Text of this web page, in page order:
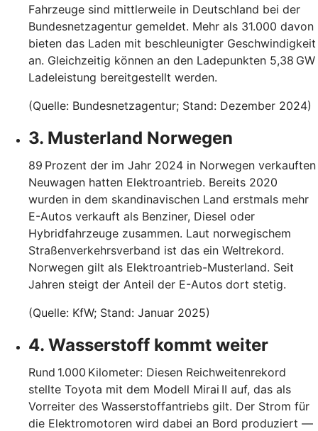
Fahrzeuge sind mittlerweile in Deutschland bei der
Bundesnetzagentur gemeldet. Mehr als 31.000 davon
bieten das Laden mit beschleunigter Geschwindigkeit
an. Gleichzeitig können an den Ladepunkten 5,38 GW
Ladeleistung bereitgestellt werden.
(Quelle: Bundesnetzagentur; Stand: Dezember 2024)
3. Musterland Norwegen
89 Prozent der im Jahr 2024 in Norwegen verkauften
Neuwagen hatten Elektroantrieb. Bereits 2020
wurden in dem skandinavischen Land erstmals mehr
E-Autos verkauft als Benziner, Diesel oder
Hybridfahrzeuge zusammen. Laut norwegischem
Straßenverkehrsverband ist das ein Weltrekord.
Norwegen gilt als Elektroantrieb-Musterland. Seit
Jahren steigt der Anteil der E-Autos dort stetig.
(Quelle: KfW; Stand: Januar 2025)
4. Wasserstoff kommt weiter
Rund 1.000 Kilometer: Diesen Reichweitenrekord
stellte Toyota mit dem Modell Mirai II auf, das als
Vorreiter des Wasserstoffantriebs gilt. Der Strom für
die Elektromotoren wird dabei an Bord produziert —